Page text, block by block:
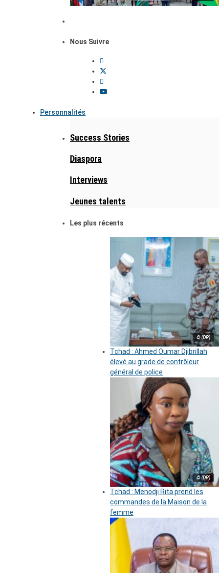
Nous Suivre
Personnalités
Success Stories
Diaspora
Interviews
Jeunes talents
Les plus récents
© (DR)
Tchad : Ahmed Oumar Djibrillah
élevé au grade de contrôleur
général de police
© (DR)
Tchad : Menodji Rita prend les
commandes de la Maison de la
femme